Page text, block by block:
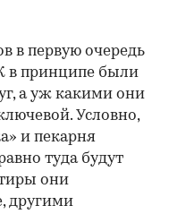
в первую очередь
в принципе были
а уж какими они
Условно,
и пекарня
туда будут
они
другими